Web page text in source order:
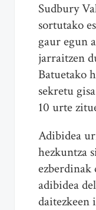
Sudbury
sortutako
gaur egun
jarraitzen
Batuetako
sekretu
10 urte
Adibidea
hezkuntza
ezberdinak
adibidea
daitezkeen